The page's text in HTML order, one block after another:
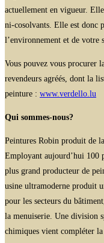
actuellement en vigueur.
ni-cosolvants. Elle est donc
l’environnement et de votre
Vous pouvez vous procurer
revendeurs agréés, dont la
peinture : www.verdello.lu
Qui sommes-nous?
Peintures Robin produit de
Employant aujourd’hui 100
plus grand producteur de
usine ultramoderne produit
pour les secteurs du
la menuiserie. Une division
chimiques vient compléter la